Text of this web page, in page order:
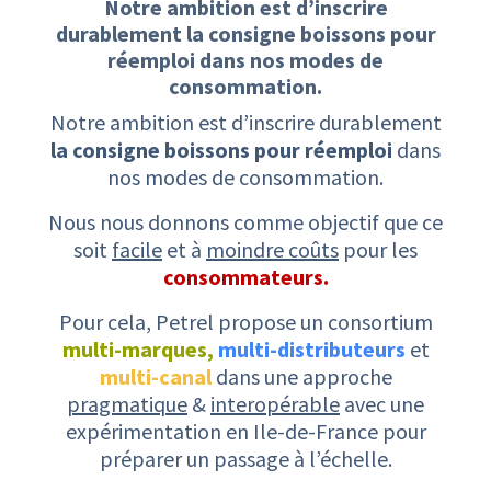
Notre ambition est d’inscrire
durablement ​la consigne boissons pour
réemploi ​dans nos modes de
consommation.​
Notre ambition est d’inscrire durablement
la consigne boissons pour réemploi dans
nos modes de consommation.
Nous nous donnons comme objectif que ce
soit facile et à moindre coûts pour les
consommateurs.
Pour cela, Petrel propose un consortium
multi-marques, multi-distributeurs et
multi-canaldans une approche
pragmatique & interopérable avec une
expérimentation en Ile-de-France pour
préparer un passage à l’échelle.